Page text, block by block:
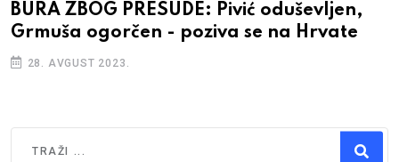
BURA ZBOG PRESUDE: Pivić oduševljen,
Grmuša ogorčen - poziva se na Hrvate
28. AVGUST 2023.